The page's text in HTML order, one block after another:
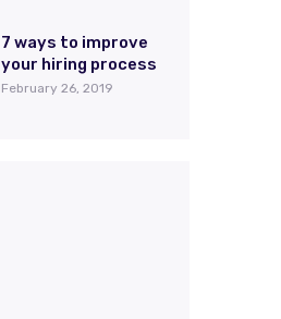
7 ways to improve
your hiring process
February 26, 2019